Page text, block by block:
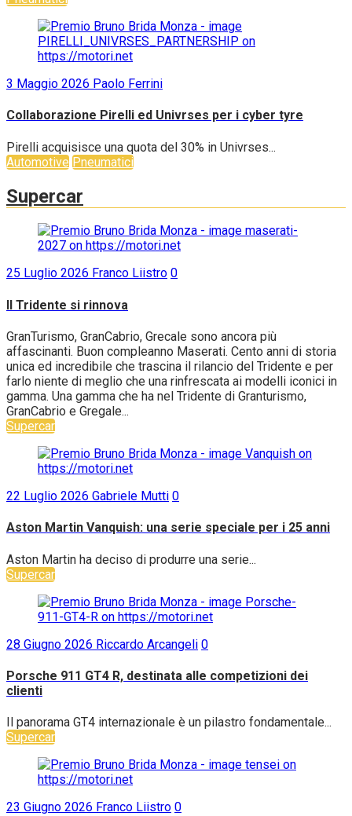
3 Maggio 2026 Paolo Ferrini
Collaborazione Pirelli ed Univrses per i cyber tyre
Pirelli acquisisce una quota del 30% in Univrses...
Automotive Pneumatici
Supercar
25 Luglio 2026 Franco Liistro 0
Il Tridente si rinnova
GranTurismo, GranCabrio, Grecale sono ancora più
affascinanti. Buon compleanno Maserati. Cento anni di storia
unica ed incredibile che trascina il rilancio del Tridente e per
farlo niente di meglio che una rinfrescata ai modelli iconici in
gamma. Una gamma che ha nel Tridente di Granturismo,
GranCabrio e Gregale...
Supercar
22 Luglio 2026 Gabriele Mutti 0
Aston Martin Vanquish: una serie speciale per i 25 anni
Aston Martin ha deciso di produrre una serie...
Supercar
28 Giugno 2026 Riccardo Arcangeli 0
Porsche 911 GT4 R, destinata alle competizioni dei
clienti
Il panorama GT4 internazionale è un pilastro fondamentale...
Supercar
23 Giugno 2026 Franco Liistro 0